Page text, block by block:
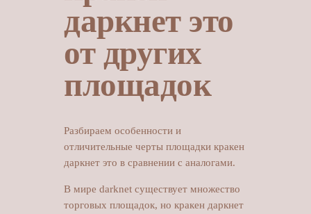
даркнет это
от других
площадок
Разбираем особенности и
отличительные черты площадки кракен
даркнет это в сравнении с аналогами.
В мире darknet существует множество
торговых площадок, но кракен даркнет